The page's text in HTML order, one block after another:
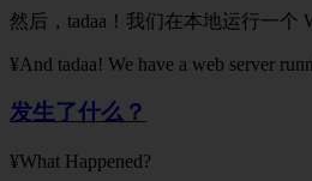
然后，tadaa！我们在本地运行一个
¥And tadaa! We have a web server
发生了什么？
¥What Happened?